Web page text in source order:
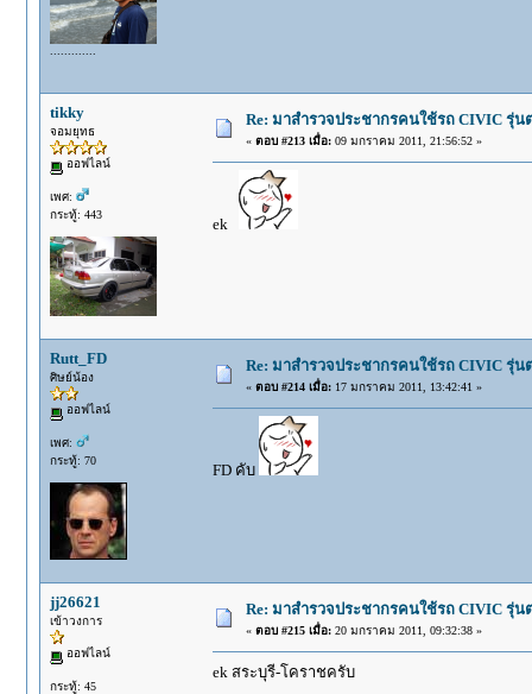
tikky
จอมยุทธ
ออฟไลน์
เพศ:
กระทู้: 443
Re: มาสำรวจประชากรคนใช้รถ CIVIC รุ่น
« ตอบ #213 เมื่อ:09 มกราคม 2011, 21:56:52 »
ek
Rutt_FD
ศิษย์น้อง
ออฟไลน์
เพศ:
กระทู้: 70
Re: มาสำรวจประชากรคนใช้รถ CIVIC รุ่น
« ตอบ #214 เมื่อ:17 มกราคม 2011, 13:42:41 »
FD คับ
jj26621
เข้าวงการ
ออฟไลน์
กระทู้: 45
Re: มาสำรวจประชากรคนใช้รถ CIVIC รุ่น
« ตอบ #215 เมื่อ:20 มกราคม 2011, 09:32:38 »
ek สระบุรี-โคราชครับ